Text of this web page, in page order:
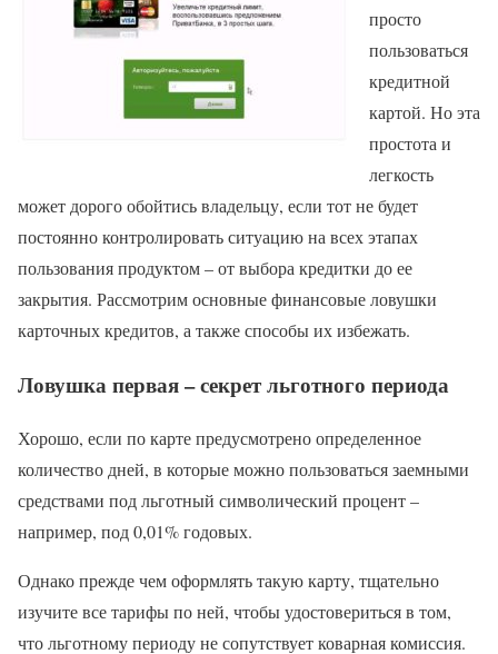
просто
пользоваться
кредитной
картой. Но эта
простота и
легкость
может дорого обойтись владельцу, если тот не будет
постоянно контролировать ситуацию на всех этапах
пользования продуктом – от выбора кредитки до ее
закрытия. Рассмотрим основные финансовые ловушки
карточных кредитов, а также способы их избежать.
Ловушка первая – секрет льготного периода
Хорошо, если по карте предусмотрено определенное
количество дней, в которые можно пользоваться заемными
средствами под льготный символический процент –
например, под 0,01% годовых.
Однако прежде чем оформлять такую карту, тщательно
изучите все тарифы по ней, чтобы удостовериться в том,
что льготному периоду не сопутствует коварная комиссия.